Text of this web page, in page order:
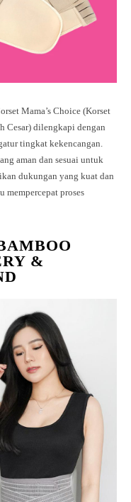
Mama’s Choice (Korset
Cesar) dilengkapi dengan
tingkat kekencangan.
aman dan sesuai untuk
dukungan yang kuat dan
mempercepat proses
&